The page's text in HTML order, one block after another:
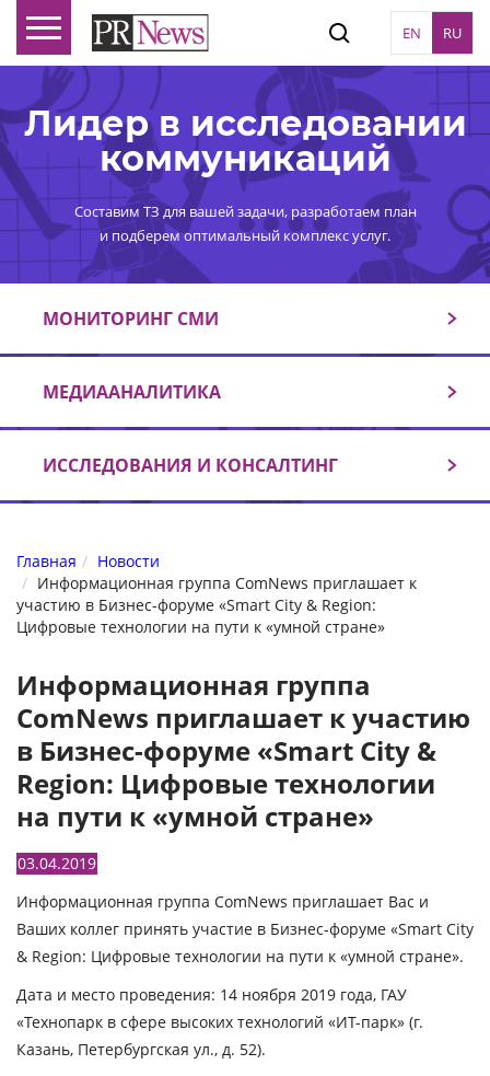
EN RU
Лидер в исследовании
коммуникаций
Составим ТЗ для вашей задачи, разработаем план
и подберем оптимальный комплекс услуг.
МОНИТОРИНГ СМИ
МЕДИААНАЛИТИКА
ИССЛЕДОВАНИЯ И КОНСАЛТИНГ
Главная
Новости
Информационная группа ComNews приглашает к
участию в Бизнес-форуме «Smart City & Region:
Цифровые технологии на пути к «умной стране»
Информационная группа
ComNews приглашает к участию
в Бизнес-форуме «Smart City &
Region: Цифровые технологии
на пути к «умной стране»
03.04.2019
Информационная группа ComNews приглашает Вас и
Ваших коллег принять участие в Бизнес-форуме «Smart City
& Region: Цифровые технологии на пути к «умной стране».
Дата и место проведения: 14 ноября 2019 года, ГАУ
«Технопарк в сфере высоких технологий «ИТ-парк» (г.
Казань, Петербургская ул., д. 52).